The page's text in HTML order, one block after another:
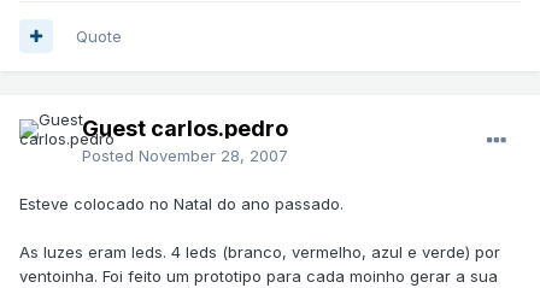
Quote
Guest carlos.pedro
Posted November 28, 2007
Esteve colocado no Natal do ano passado.
As luzes eram leds. 4 leds (branco, vermelho, azul e verde) por
ventoinha. Foi feito um prototipo para cada moinho gerar a sua